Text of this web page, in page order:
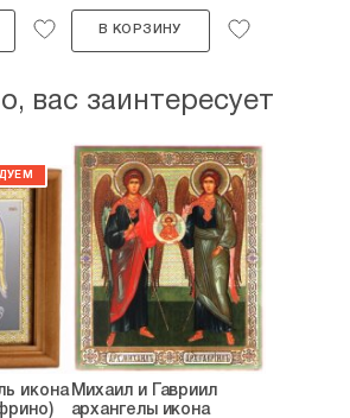
В КОРЗИНУ
вас заинтересует
икона Михаил и Гавриил
архангелы икона